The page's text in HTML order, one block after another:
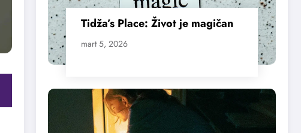
Tidža’s Place: Život je magičan
mart 5, 2026